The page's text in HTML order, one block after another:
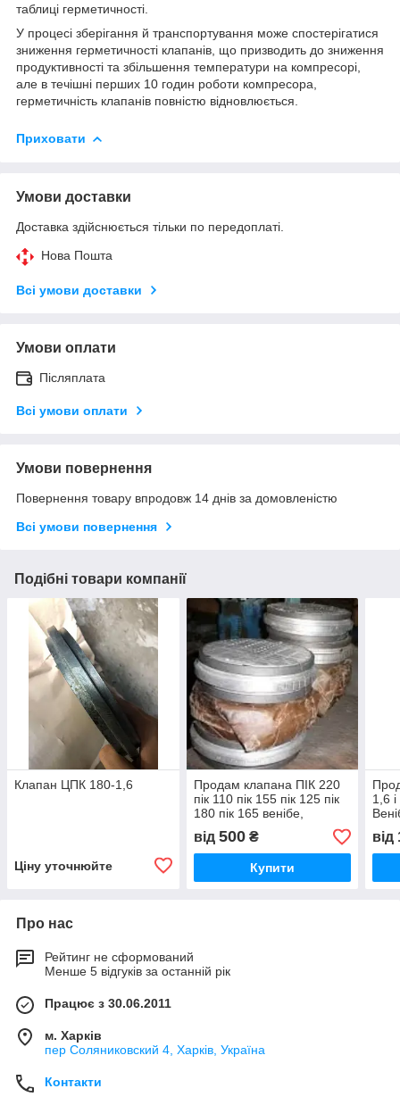
таблиці герметичності.
У процесі зберігання й транспортування може спостерігатися
зниження герметичності клапанів, що призводить до зниження
продуктивності та збільшення температури на компресорі,
але в течішні перших 10 годин роботи компресора,
герметичність клапанів повністю відновлюється.
Приховати
Умови доставки
Доставка здійснюється тільки по передоплаті.
Нова Пошта
Всі умови доставки
Умови оплати
Післяплата
Всі умови оплати
Умови повернення
Повернення товару впродовж 14 днів за домовленістю
Всі умови повернення
Подібні товари компанії
Клапан ЦПК 180-1,6
Ціну уточнюйте
Продам клапана ПІК 220
пік 110 пік 155 пік 125 пік
180 пік 165 венібе,
вкладки Н251
від 500₴
Купити
1,6
від
Про нас
Рейтинг не сформований
Менше 5 відгуків за останній рік
Працює з 30.06.2011
м. Харків
пер Соляниковский 4, Харків, Україна
Контакти